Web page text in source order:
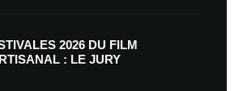
2026 DU FILM
: LE JURY